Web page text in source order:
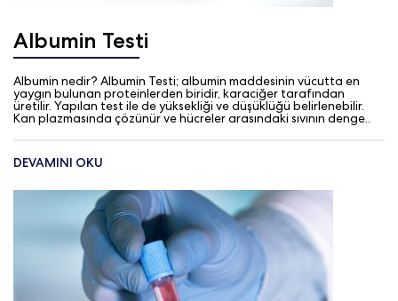
Albumin Testi
Albumin nedir? Albumin Testi; albumin maddesinin vücutta en
yaygın bulunan proteinlerden biridir, karaciğer tarafından
üretilir. Yapılan test ile de yüksekliği ve düşüklüğü belirlenebilir.
Kan plazmasında çözünür ve hücreler arasındaki sıvının denge..
DEVAMINI OKU